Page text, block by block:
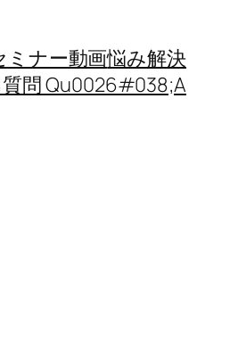
ミナー動画悩み解決
問 Qu0026#038;A